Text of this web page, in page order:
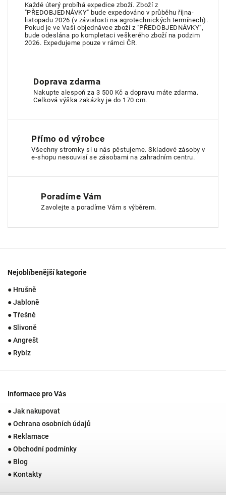
Každé úterý probíhá expedice zboží. Zboží z
"PŘEDOBJEDNÁVKY" bude expedováno v průběhu října-
listopadu 2026 (v závislosti na agrotechnických termínech).
Pokud je ve Vaší objednávce zboží z "PŘEDOBJEDNÁVKY",
bude odeslána po kompletaci veškerého zboží na podzim
2026. Expedujeme pouze v rámci ČR.
Doprava zdarma
Nakupte alespoň za 3 500 Kč a dopravu máte zdarma.
Celková výška zakázky je do 170 cm.
Přímo od výrobce
Všechny stromky si u nás pěstujeme. Skladové zásoby v
e-shopu nesouvisí se zásobami na zahradním centru.
Poradíme Vám
Zavolejte a poradíme Vám s výběrem.
Nejoblíbenější kategorie
● Hrušně
● Jabloně
● Třešně
● Slivoně
● Angrešt
● Rybíz
Informace pro Vás
● Jak nakupovat
● Ochrana osobních údajů
● Reklamace
● Obchodní podmínky
● Blog
● Kontakty